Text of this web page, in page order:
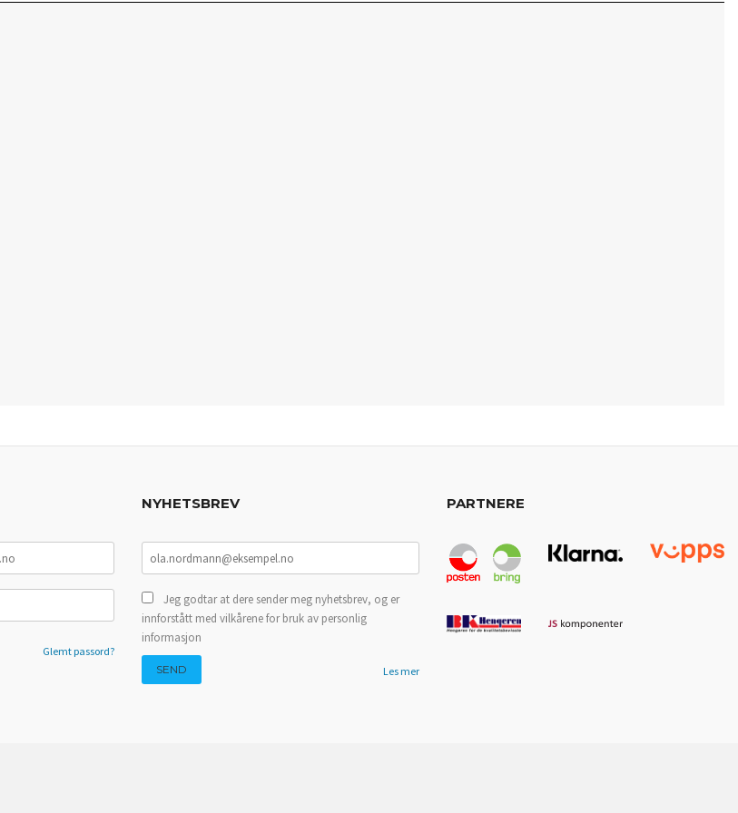
Glemt passord?
NYHETSBREV
Jeg godtar at dere sender meg nyhetsbrev, og er
innforstått med vilkårene for bruk av personlig
informasjon
Les mer
PARTNERE